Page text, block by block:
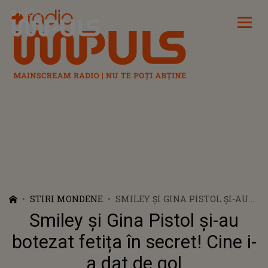
Radio Impuls
STIRI MONDENE
SMILEY ȘI GINA PISTOL ȘI-AU
BOTEZAT FETIȚA ÎN SECRET!
CINE I-A DAT DE GOL
Smiley și Gina Pistol și-au
botezat fetița în secret! Cine i-
a dat de gol